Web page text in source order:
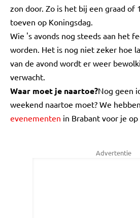
zon door. Zo is het bij een graad of
toeven op Koningsdag.
Wie 's avonds nog steeds aan het
worden. Het is nog niet zeker hoe
van de avond wordt er weer
verwacht.
Waar moet je naartoe?Nog geen
weekend naartoe moet? We hebben
evenementen in Brabant voor je
Advertentie